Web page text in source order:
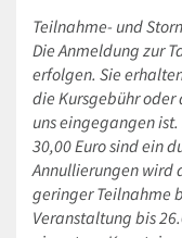
Teilnahme- und
Die Anmeldung zur
erfolgen. Sie
die Kursgebühr
uns eingegangen
30,00 Euro sind ein
Annullierungen wird
geringer Teilnahme
Veranstaltung bis